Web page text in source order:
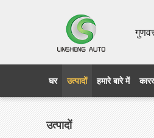
घर उत्पादों हमारे बारे में
उत्पादों